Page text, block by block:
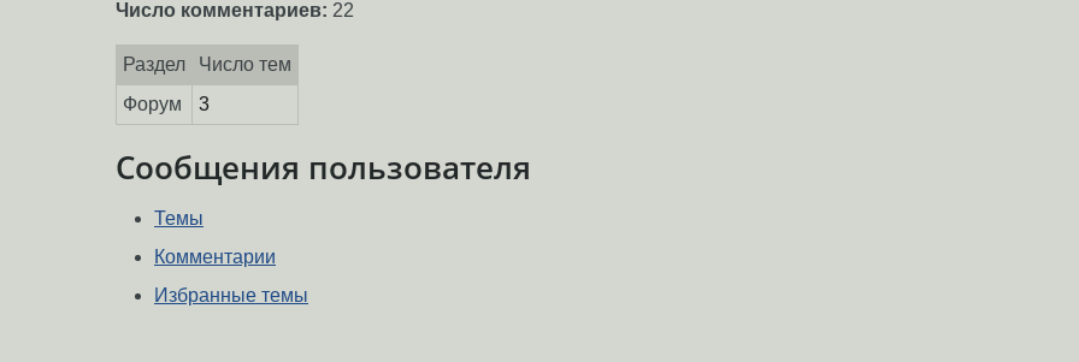
Число комментариев: 22
Раздел
Число тем
Форум
3
Сообщения пользователя
Темы
Комментарии
Избранные темы